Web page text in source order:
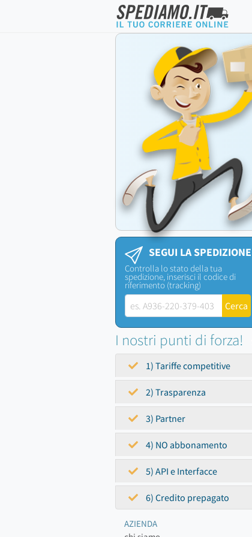
SEGUI LA SPEDIZIONE
Controlla lo stato della tua
spedizione, inserisci il codice di
riferimento (tracking)
I nostri punti di forza!
1) Tariffe competitive
2) Trasparenza
3) Partner
4) NO abbonamento
5) API e Interfacce
6) Credito prepagato
AZIENDA